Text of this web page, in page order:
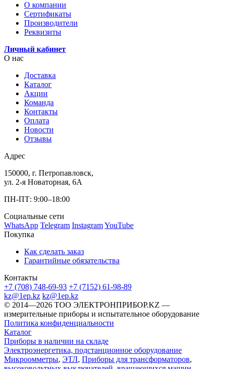
О компании
Сертификаты
Производители
Реквизиты
Личный кабинет
О нас
Доставка
Каталог
Акции
Команда
Контакты
Оплата
Новости
Отзывы
Адрес
150000, г. Петропавловск,
ул. 2-я Новаторная, 6А
ПН-ПТ: 9:00–18:00
Социальные сети
WhatsApp Telegram InstagramYouTube
Покупка
Как сделать заказ
Гарантийные обязательства
Контакты
+7 (708) 748-69-93 +7 (7152) 61-98-89
kz@1ep.kz kz@1ep.kz
©️ 2014—2026 ТОО ЭЛЕКТРОНПРИБОР.KZ —
измерительные приборы и испытательное оборудование
Политика конфиденциальности
Каталог
Приборы в наличии на складе
Электроэнергетика, подстанционное оборудование
Микроомметры, ЭТЛ, Приборы для трансформаторов,